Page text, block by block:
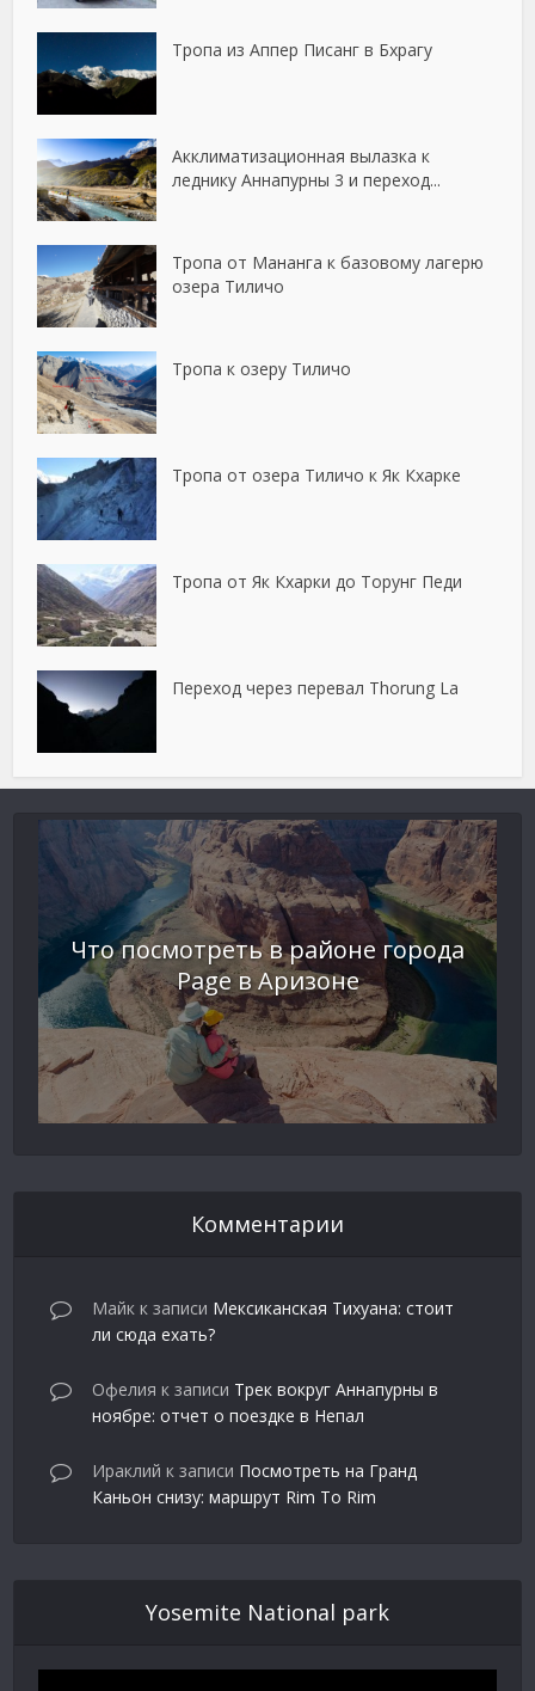
Тропа из Аппер Писанг в Бхрагу
Акклиматизационная вылазка к
леднику Аннапурны 3 и переход...
Тропа от Мананга к базовому лагерю
озера Тиличо
Тропа к озеру Тиличо
Тропа от озера Тиличо к Як Кхарке
Тропа от Як Кхарки до Торунг Педи
Переход через перевал Thorung La
Что посмотреть в районе города
Page в Аризоне
Комментарии
Майк к записи Мексиканская Тихуана: стоит
ли сюда ехать?
Офелия к записи Трек вокруг Аннапурны в
ноябре: отчет о поездке в Непал
Ираклий к записи Посмотреть на Гранд
Каньон снизу: маршрут Rim To Rim
Yosemite National park